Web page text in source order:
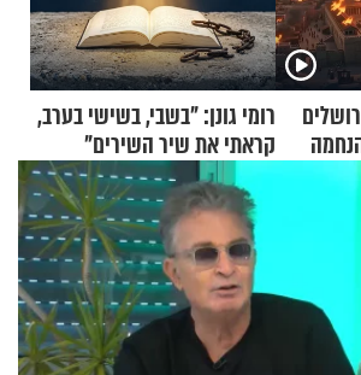
רומי גונן: "בשבי, בשישי בערב,
קראתי את שיר השירים"